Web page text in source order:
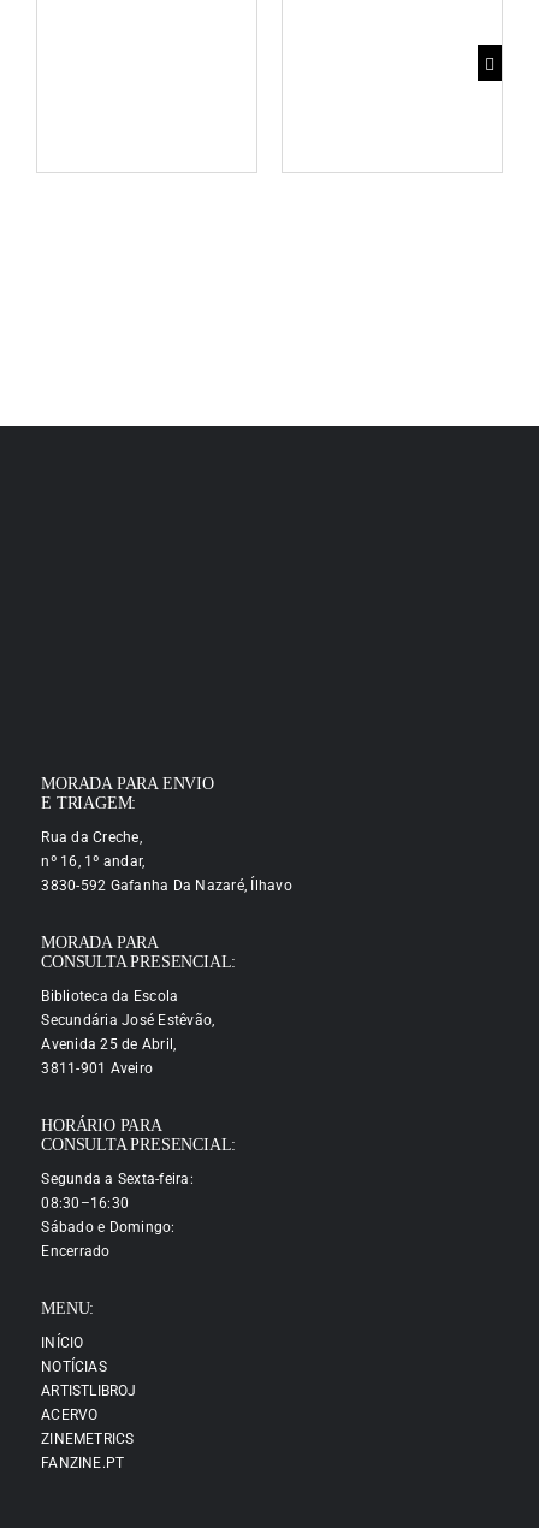
MORADA PARA ENVIO
E TRIAGEM:
Rua da Creche,
nº 16, 1º andar,
3830-592 Gafanha Da Nazaré, Ílhavo
MORADA PARA
CONSULTA PRESENCIAL:
Biblioteca da Escola
Secundária José Estêvão,
Avenida 25 de Abril,
3811-901 Aveiro
HORÁRIO PARA
CONSULTA PRESENCIAL:
Segunda a Sexta-feira:
08:30–16:30
Sábado e Domingo:
Encerrado
MENU:
INÍCIO
NOTÍCIAS
ARTISTLIBROJ
ACERVO
ZINEMETRICS
FANZINE.PT